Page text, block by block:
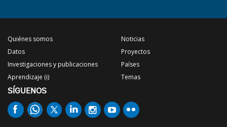
Quiénes somos
Datos
Investigaciones y publicaciones
Aprendizaje (i)
Noticias
Proyectos
Países
Temas
SÍGUENOS